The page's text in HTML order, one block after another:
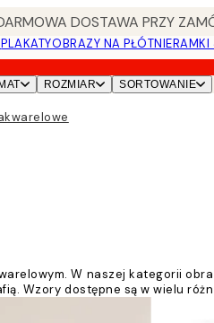
DOSTAWA PRZY
PLAKATYOBRAZY NA PŁÓTNIERAMKI
ROZMIAR SORTOWANIE
W naszej kategorii
Wzory dostępne są w wielu